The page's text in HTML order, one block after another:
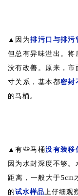
▲因为排污口与排污
但总有异味溢出。将
没有改善。原来，市
寸关系，基本都密封
的马桶。
▲有些马桶没有装移
因为水封深度不够
距离，一般大于5cm
的试水样品上仔细观